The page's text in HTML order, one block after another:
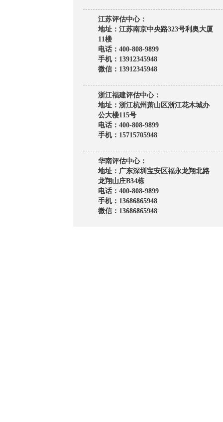
江苏评估中心：
地址：江苏南京中央路323号利奥大厦
11楼
电话：400-808-9899
手机：13912345948
微信：13912345948
浙江福建评估中心：
地址：浙江杭州萧山区浙江花木城办
公大楼115号
电话：400-808-9899
手机：15715705948
华南评估中心：
地址：广东深圳宝安区福永龙翔北路
龙翔山庄B34栋
电话：400-808-9899
手机：13686865948
微信：13686865948